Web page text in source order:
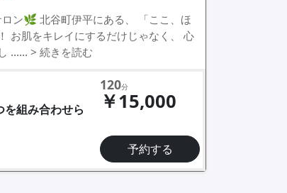
ン🌿 北谷町伊平にある、 「ここ、ほ
お肌をキレイにするだけじゃなく、 心
…… > 続きを読む
組み合わせら
120分
￥15,000
予約する